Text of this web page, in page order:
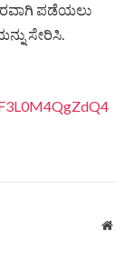
ಪಡೆಯಲು
ಸೇರಿಸಿ.